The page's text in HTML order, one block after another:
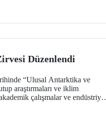
aralığında bulunan İTÜ,
Düzenlendi
“Ulusal Antarktika ve
araştırmaları ve iklim
çalışmalar ve endüstriyel